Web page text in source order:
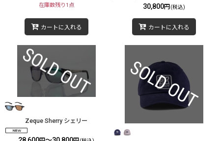
在庫数残り1点
カートに入れる
30,800円 (税込)
カートに入れる
Zeque Sherry シェリー